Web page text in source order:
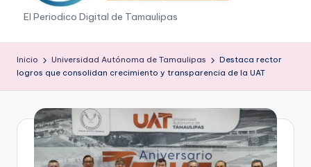
p
e
g
a
o
El Periodico Digital de Tamaulipas
Inicio Universidad Autónoma de Tamaulipas
Destaca rector
logros que consolidan crecimiento y transparencia de la UAT